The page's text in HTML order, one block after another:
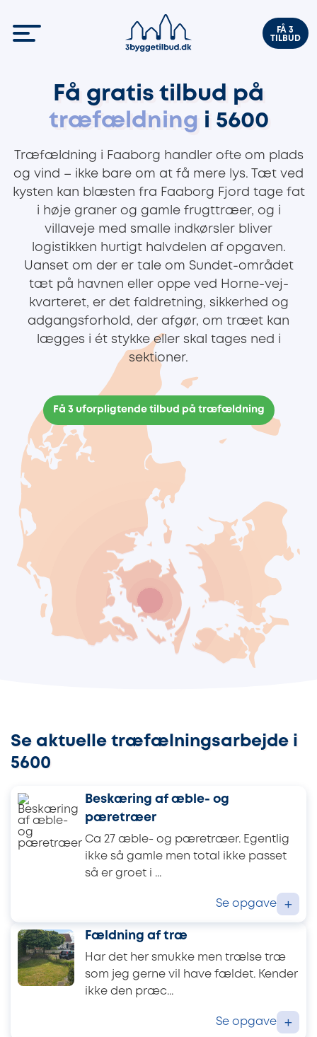
FÅ 3
TILBUD
Få gratis tilbud på
træfældning i 5600
Træfældning i Faaborg handler ofte om plads
og vind – ikke bare om at få mere lys. Tæt ved
kysten kan blæsten fra Faaborg Fjord tage fat
i høje graner og gamle frugttræer, og i
villaveje med smalle indkørsler bliver
logistikken hurtigt halvdelen af opgaven.
Uanset om der er tale om Sundet-området
tæt på havnen eller oppe ved Horne-vej-
kvarteret, er det faldretning, sikkerhed og
adgangsforhold, der afgør, om træet kan
lægges i ét stykke eller skal tages ned i
sektioner.
Få 3 uforpligtende tilbud på træfældning
Se aktuelle træfælningsarbejde i
5600
Beskæring af æble- og
pæretræer
Ca 27 æble- og pæretræer. Egentlig
ikke så gamle men total ikke passet
så er groet i ...
Se opgave +
Fældning af træ
Har det her smukke men trælse træ
som jeg gerne vil have fældet. Kender
ikke den præc...
Se opgave +